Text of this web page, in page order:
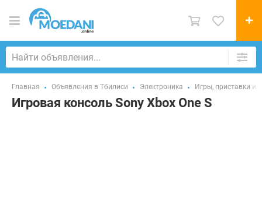
Главная Объявления в Тбилиси Электроника Игры, приставки и
Игровая консоль Sony Xbox One S